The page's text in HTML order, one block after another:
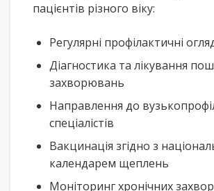
пацієнтів різного віку:
Регулярні профілактичні
Діагностика та лікування
захворювань
Направлення до
спеціалістів
Вакцинація згідно з
календарем щеплень
Моніторинг хронічних